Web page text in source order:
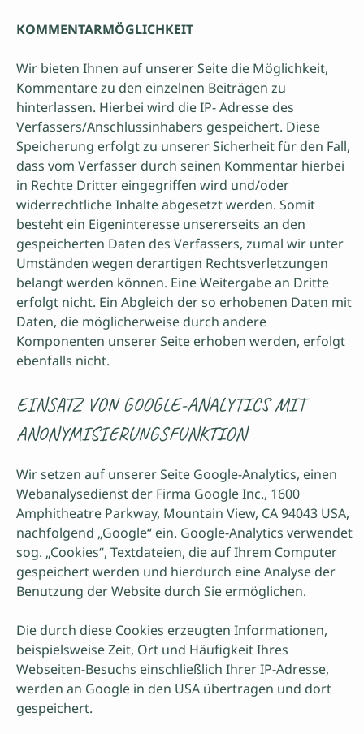
KOMMENTARMÖGLICHKEIT
Wir bieten Ihnen auf unserer Seite die Möglichkeit,
Kommentare zu den einzelnen Beiträgen zu
hinterlassen. Hierbei wird die IP- Adresse des
Verfassers/Anschlussinhabers gespeichert. Diese
Speicherung erfolgt zu unserer Sicherheit für den Fall,
dass vom Verfasser durch seinen Kommentar hierbei
in Rechte Dritter eingegriffen wird und/oder
widerrechtliche Inhalte abgesetzt werden. Somit
besteht ein Eigeninteresse unsererseits an den
gespeicherten Daten des Verfassers, zumal wir unter
Umständen wegen derartigen Rechtsverletzungen
belangt werden können. Eine Weitergabe an Dritte
erfolgt nicht. Ein Abgleich der so erhobenen Daten mit
Daten, die möglicherweise durch andere
Komponenten unserer Seite erhoben werden, erfolgt
ebenfalls nicht.
EINSATZ VON GOOGLE-ANALYTICS MIT
ANONYMISIERUNGSFUNKTION
Wir setzen auf unserer Seite Google-Analytics, einen
Webanalysedienst der Firma Google Inc., 1600
Amphitheatre Parkway, Mountain View, CA 94043 USA,
nachfolgend „Google“ ein. Google-Analytics verwendet
sog. „Cookies“, Textdateien, die auf Ihrem Computer
gespeichert werden und hierdurch eine Analyse der
Benutzung der Website durch Sie ermöglichen.
Die durch diese Cookies erzeugten Informationen,
beispielsweise Zeit, Ort und Häufigkeit Ihres
Webseiten-Besuchs einschließlich Ihrer IP-Adresse,
werden an Google in den USA übertragen und dort
gespeichert.